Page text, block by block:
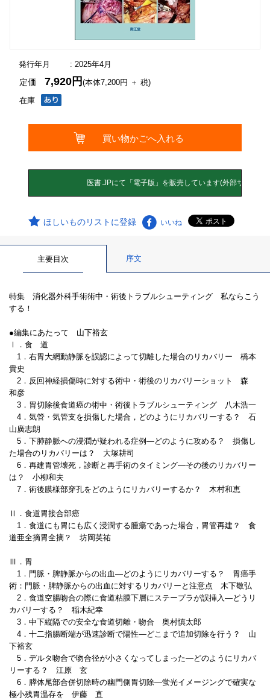
発行年月 : 2025年4月
在庫
定価7,920円(本体7,200円 ＋ 税)
ほしいものリストに登録 いいね
主要目次 序文
特集 消化器外科手術術中・術後トラブルシューティング 私ならこう
する！
●編集にあたって 山下裕玄
Ⅰ．食 道
1．右胃大網動静脈を誤認によって切離した場合のリカバリー 橋本
貴史
2．反回神経損傷時に対する術中・術後のリカバリーショット 森
和彦
3．胃切除後食道癌の術中・術後トラブルシューティング 八木浩一
4．気管・気管支を損傷した場合，どのようにリカバリーする？ 石
山廣志朗
5．下肺静脈への浸潤が疑われる症例―どのように攻める？ 損傷し
た場合のリカバリーは？ 大塚耕司
6．再建胃管壊死，診断と再手術のタイミング―その後のリカバリー
は？ 小柳和夫
7．術後膜様部穿孔をどのようにリカバリーするか？ 木村和恵
Ⅱ．食道胃接合部癌
1．食道にも胃にも広く浸潤する腫瘍であった場合，胃管再建？ 食
道亜全摘胃全摘？ 坊岡英祐
Ⅲ．胃
1．門脈・脾静脈からの出血―どのようにリカバリーする？ 胃癌手
術：門脈・脾静脈からの出血に対するリカバリーと注意点 木下敬弘
2．食道空腸吻合の際に食道粘膜下層にステープラが誤挿入―どうリ
カバリーする？ 稲木紀幸
3．中下縦隔での安全な食道切離・吻合 奥村慎太郎
4．十二指腸断端が迅速診断で陽性―どこまで追加切除を行う？ 山
下裕玄
5．デルタ吻合で吻合径が小さくなってしまった―どのようにリカバ
リーする？ 江原 玄
6．膵体尾部合併切除時の幽門側胃切除―蛍光イメージングで確実な
極小残胃温存を 伊藤 直